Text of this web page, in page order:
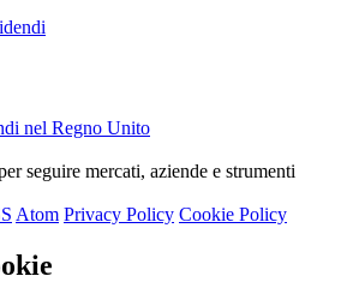
nel Regno Unito
seguire mercati, aziende e strumenti
Atom Privacy Policy Cookie Policy